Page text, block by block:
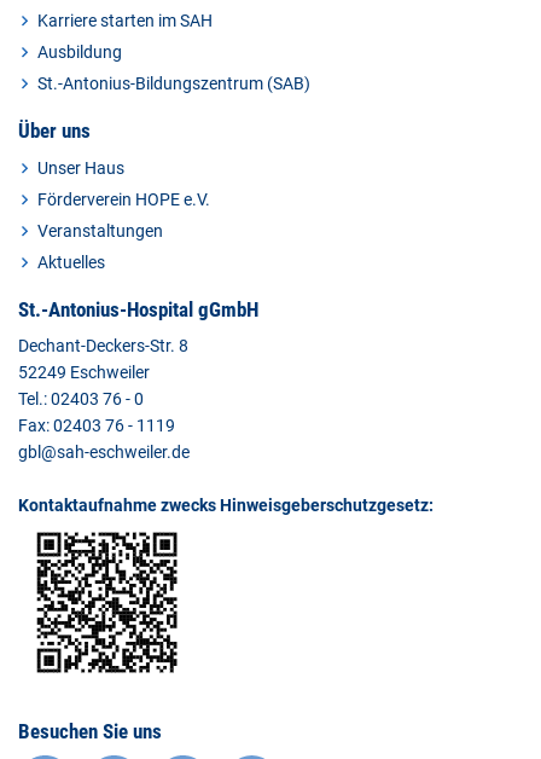
Karriere starten im SAH
Ausbildung
St.-Antonius-Bildungszentrum (SAB)
Über uns
Unser Haus
Förderverein HOPE e.V.
Veranstaltungen
Aktuelles
St.-Antonius-Hospital gGmbH
Dechant-Deckers-Str. 8
52249 Eschweiler
Tel.: 02403 76 - 0
Fax: 02403 76 - 1119
gbl@sah-eschweiler.de
Kontaktaufnahme zwecks Hinweisgeberschutzgesetz:
Besuchen Sie uns